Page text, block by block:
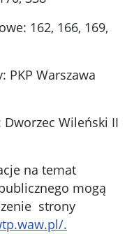
162, 166, 169,
PKP Warszawa
Wileński II
na temat
mogą
strony
.